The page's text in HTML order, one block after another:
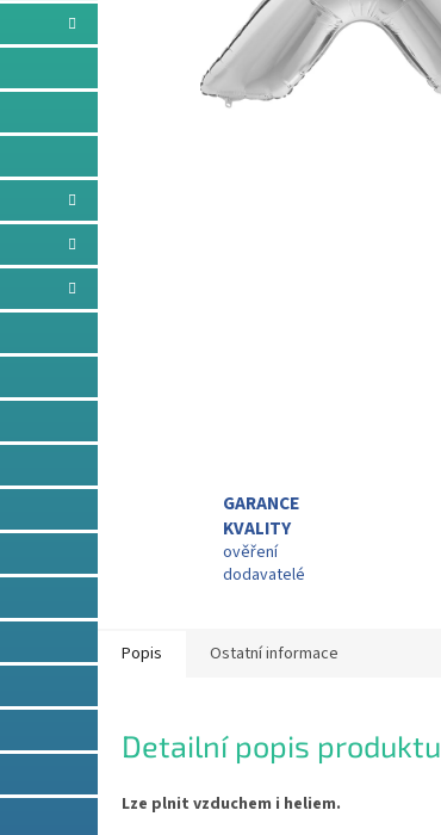
GARANCE
KVALITY
ověření
dodavatelé
Popis Ostatní informace
Detailní popis produktu
Lze plnit vzduchem i heliem.